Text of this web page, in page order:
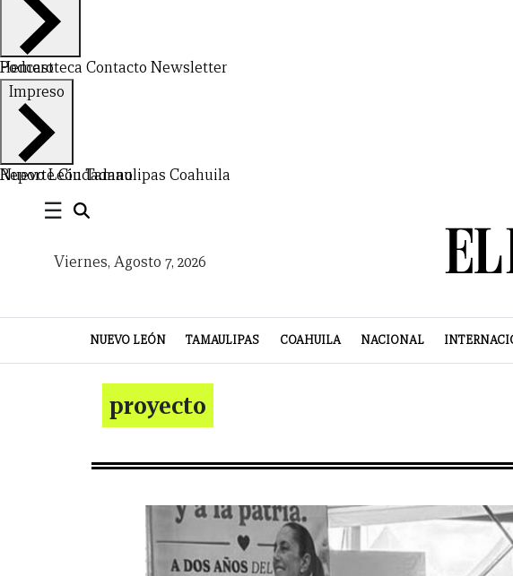
Hemeroteca Contacto Newsletter
Podcast
Impreso
Nuevo LeónTamaulipas Coahuila
Reporte Ciudadano
☰
Viernes, Agosto 7, 2026
NUEVO LEÓN TAMAULIPAS COAHUILA NACIONAL
CERRAR
X
NUEVO
LEÓN
TAMAULIPAS
COAHUILA
NACIONAL
INTERNACIONAL
FINANZAS
OPINIÓN
DEPORTES
ESPECTÁCULOS
TENDENCIA
ESTILO
DE
VIDA
PODCAST
CONTACTO
NEWSLETTER
HEMEROTECA
SUPLEMENTOS
proyecto